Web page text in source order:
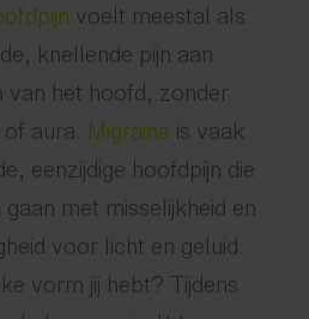
voelt meestal als
knellende pijn aan
van het hoofd, zonder
aura. Migraine is vaak
eenzijdige hoofdpijn die
met misselijkheid en
voor licht en geluid.
vorm jij hebt? Tijdens